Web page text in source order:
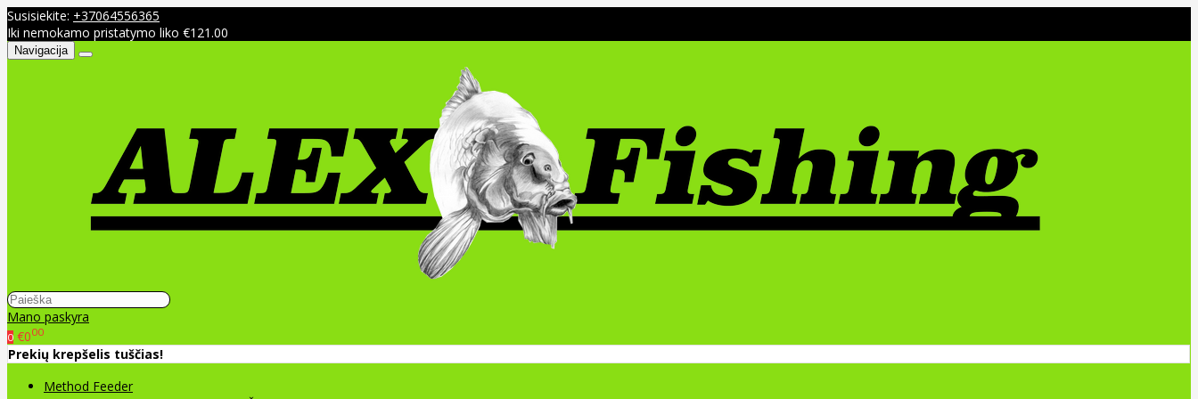
Susisiekite: +37064556365
Iki nemokamo pristatymo liko €121.00
Navigacija
Mano paskyra
0 €000
Prekių krepšelis tuščias!
Method Feeder